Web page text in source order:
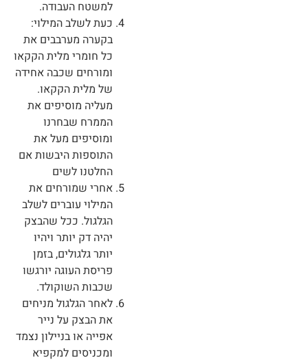
למשטח העבודה.
כעת לשלב המילוי:
בקערה מערבבים את
כל חומרי מלית הקקאו
ומורחים שכבה אחידה
של מלית הקקאו.
מעליה מוסיפים את
הממרח שבחרנו
ומוסיפים מעל את
התוספות היבשות אם
החלטנו לשים
אחרי שמורחים את
המילוי עוברים לשלב
הגלגול. ככל שהבצק
יהיה דק יותר ויהיו
יותר גלגולים, בזמן
פריסת העוגה יורגשו
שכבות השוקולד.
לאחר הגלגול מניחים
את הבצק על נייר
אפייה או בניילון נצמד
ומכניסים למקפיא